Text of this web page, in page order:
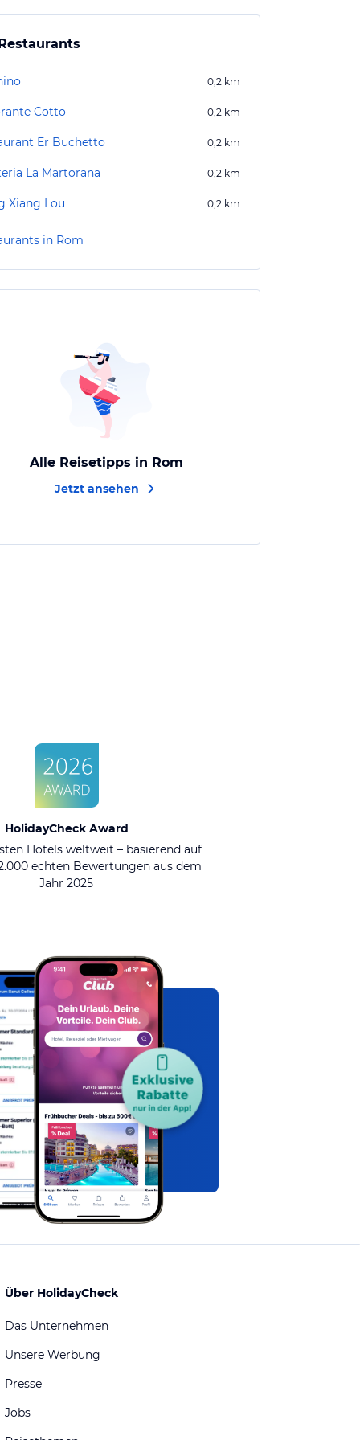
0,2 km
Cotto 0,2 km
Er Buchetto 0,2 km
La Martorana 0,2 km
Xiang Lou 0,2 km
in Rom
Alle Reisetipps in Rom
Jetzt ansehen
HolidayCheck Award
Hotels weltweit – basierend auf
echten Bewertungen aus dem
Jahr 2025
Über HolidayCheck
Das Unternehmen
Unsere Werbung
Presse
Jobs